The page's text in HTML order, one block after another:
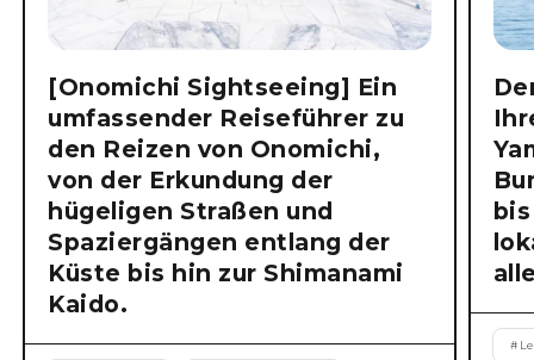
[Onomichi Sightseeing] Ein
umfassender Reiseführer zu
den Reizen von Onomichi,
von der Erkundung der
hügeligen Straßen und
Spaziergängen entlang der
Küste bis hin zur Shimanami
Kaido.
#